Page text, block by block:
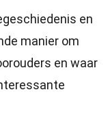
en
manier om
en waar